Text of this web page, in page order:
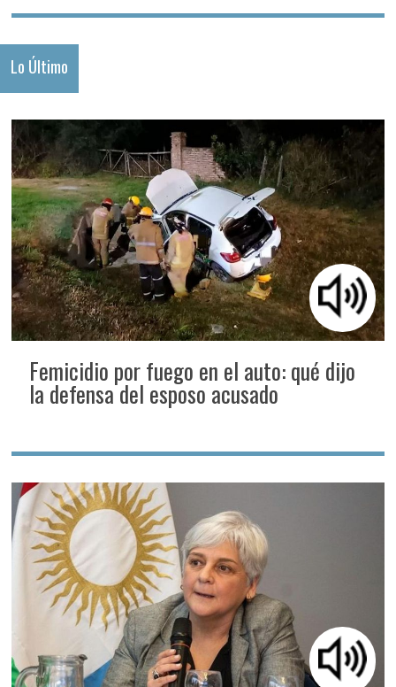
Lo Último
Femicidio por fuego en el auto: qué dijo
la defensa del esposo acusado